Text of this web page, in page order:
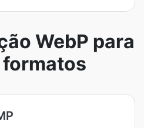
WebP para